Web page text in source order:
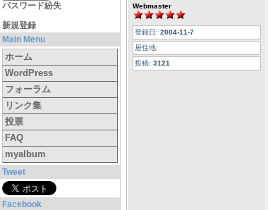
パスワード紛失
新規登録
Main Menu
ホーム
WordPress
フォーラム
リンク集
投票
FAQ
myalbum
Tweet
Facebook
Webmaster
登録日: 2004-11-7
居住地:
投稿: 3121